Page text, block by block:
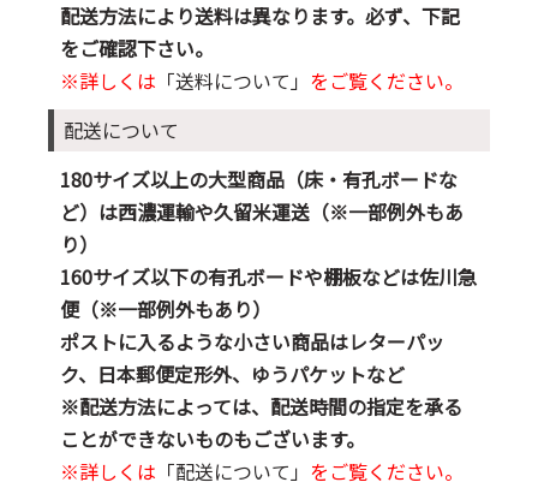
配送方法により送料は異なります。必ず、下記
をご確認下さい。
※詳しくは 「送料について」 をご覧ください。
配送について
180サイズ以上の大型商品（床・有孔ボードな
ど）は西濃運輸や久留米運送（※一部例外もあ
り）
160サイズ以下の有孔ボードや棚板などは佐川急
便（※一部例外もあり）
ポストに入るような小さい商品はレターパッ
ク、日本郵便定形外、ゆうパケットなど
※配送方法によっては、配送時間の指定を承る
ことができないものもございます。
※詳しくは 「配送について」 をご覧ください。